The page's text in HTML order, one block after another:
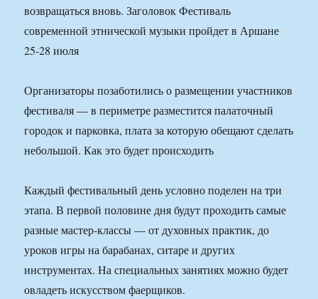
возвращаться вновь. Заголовок Фестиваль
современной этнической музыки пройдет в Аршане
25-28 июля
Организаторы позаботились о размещении участников
фестиваля — в периметре разместится палаточный
городок и парковка, плата за которую обещают сделать
небольшой. Как это будет происходить
Каждый фестивальный день условно поделен на три
этапа. В первой половине дня будут проходить самые
разные мастер-классы — от духовных практик, до
уроков игры на барабанах, ситаре и других
инструментах. На специальных занятиях можно будет
овладеть искусством фаерщиков.